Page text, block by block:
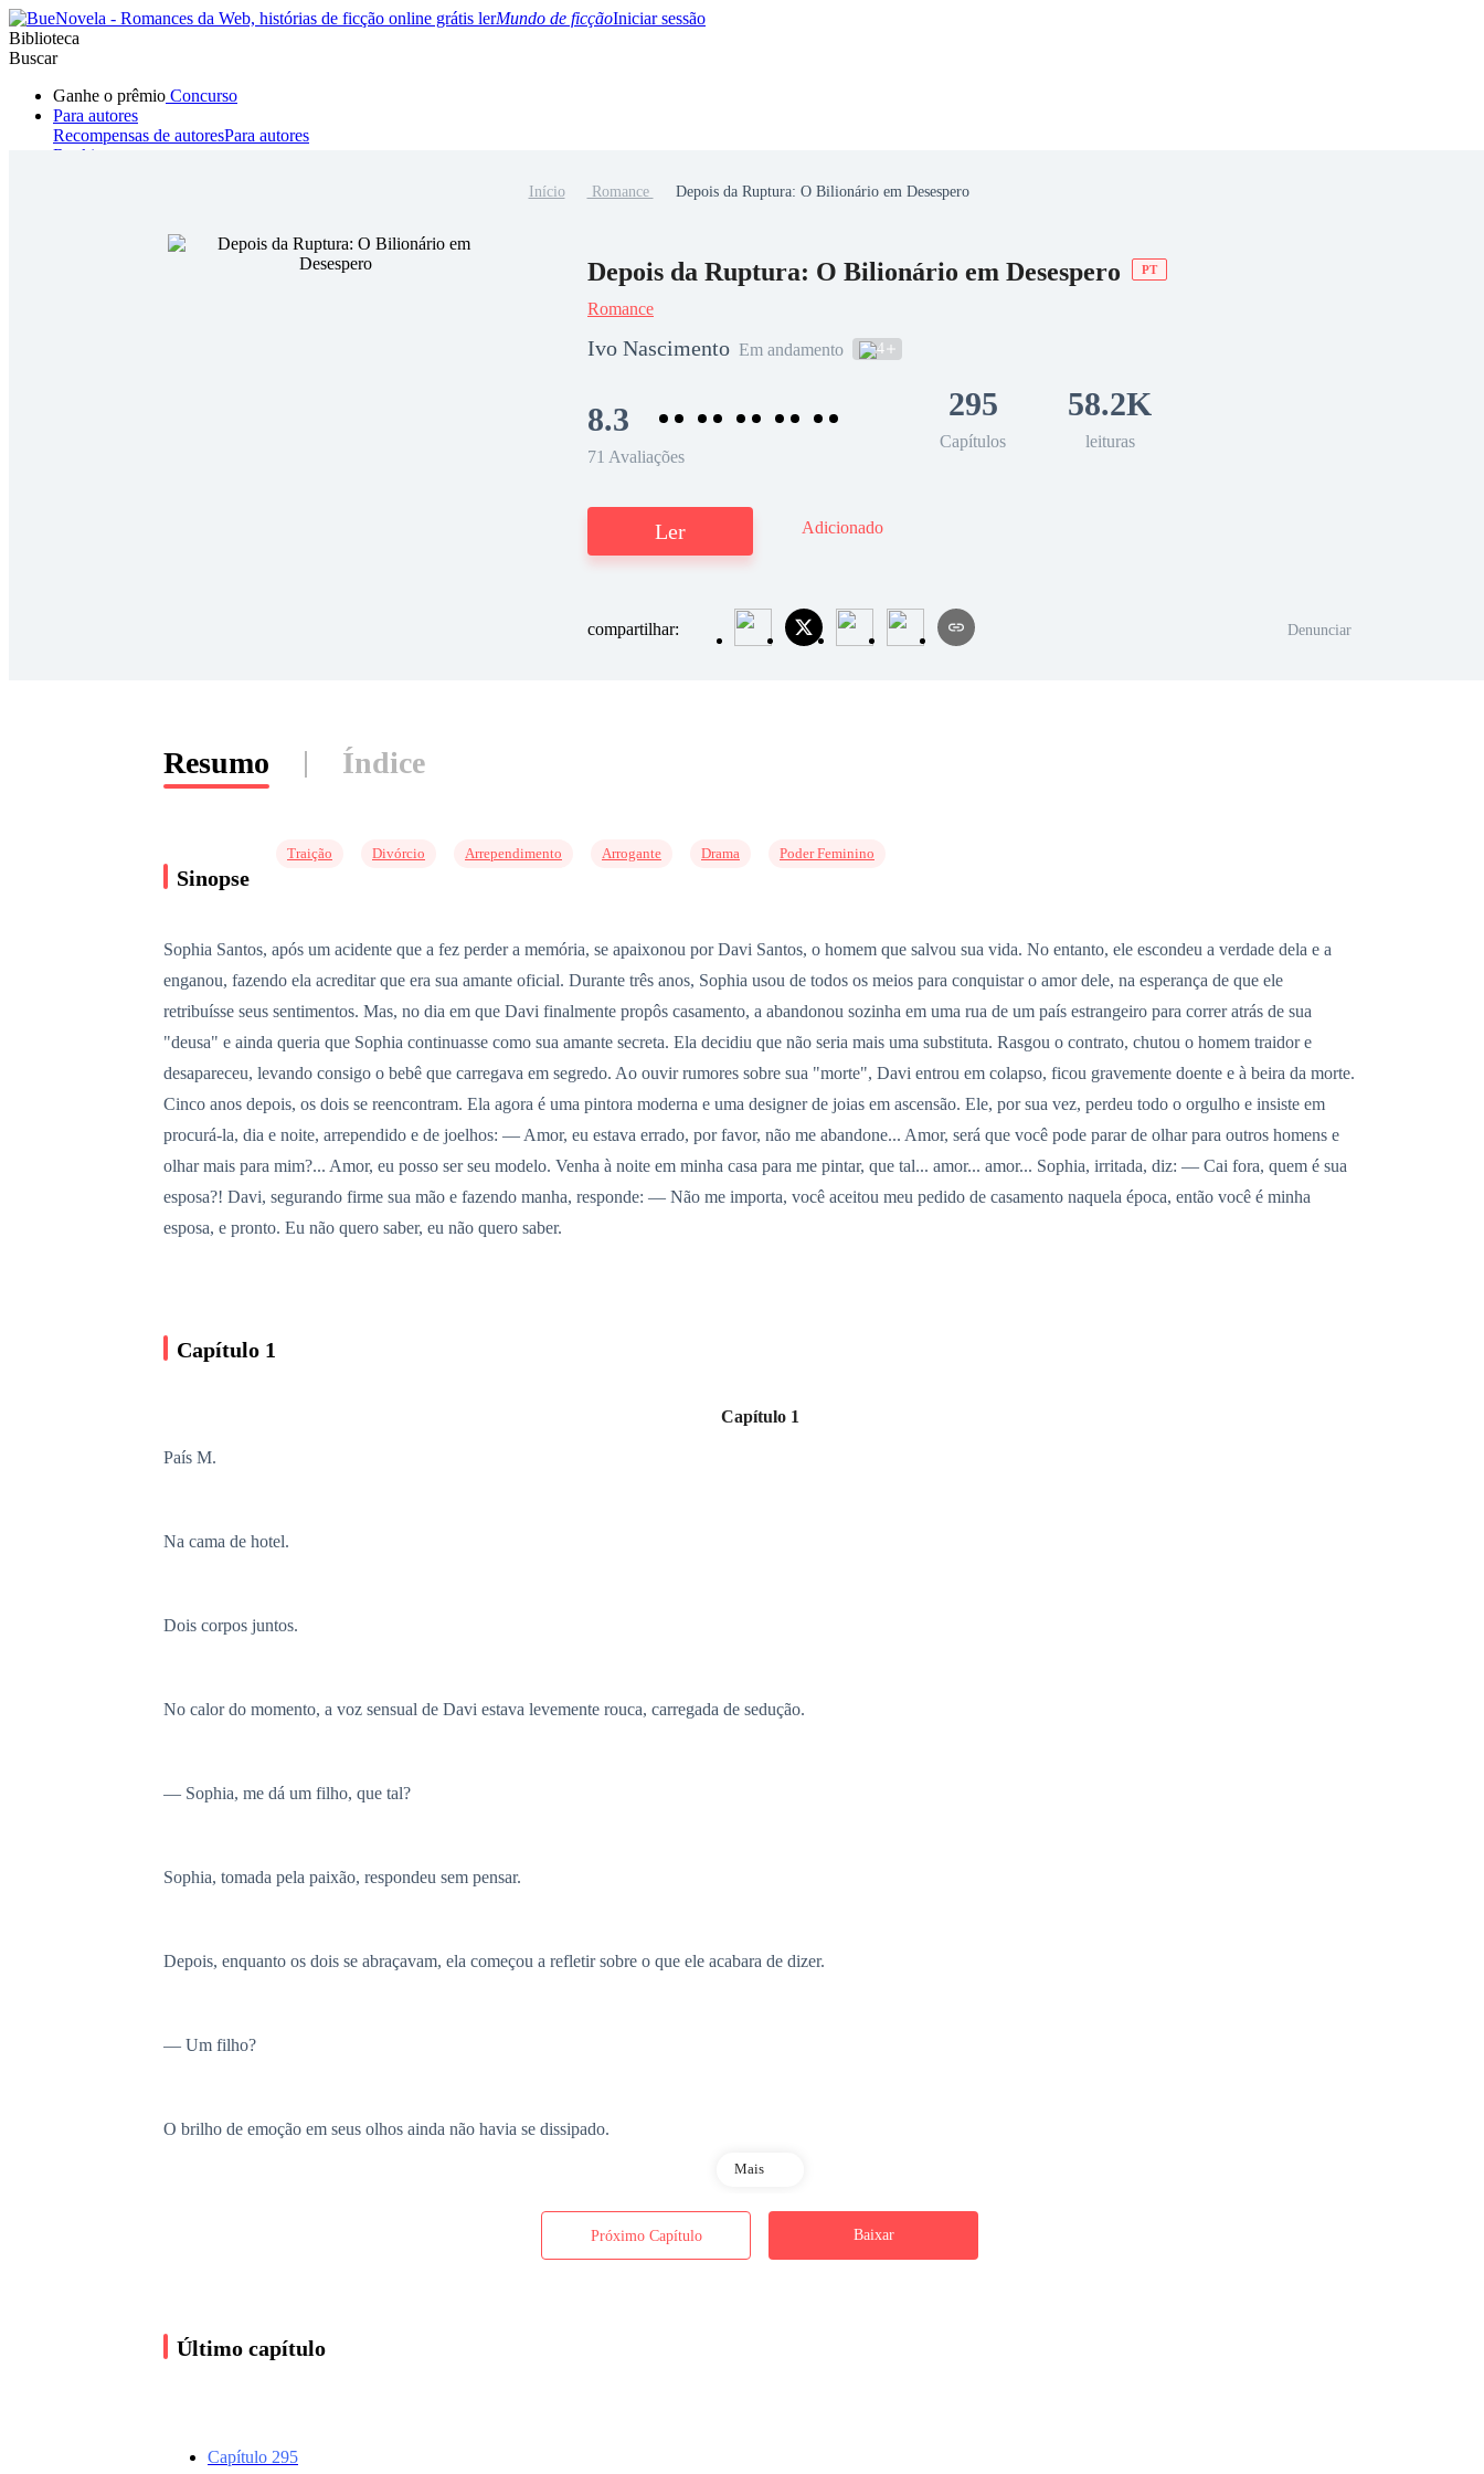
Mundo de ficçãoIniciar sessão
Biblioteca
Buscar
Ganhe o prêmio Concurso
Para autores
Recompensas de autoresPara autores
Ranking
Hombre lobo MafiaSistema Fantasía Urbano
Início Romance Depois da Ruptura: O Bilionário em Desespero
Depois da Ruptura: O Bilionário em Desespero PT
Romance
Ivo Nascimento Em andamento 4
8.3
71 Avaliações
295
Capítulos
58.2K
leituras
Ler Adicionado
compartilhar: Denunciar
Resumo Índice
Sinopse
Traição Divórcio Arrependimento Arrogante Drama Poder Feminino
Sophia Santos, após um acidente que a fez perder a memória, se apaixonou por Davi Santos, o homem que salvou sua vida. No entanto, ele escondeu a verdade dela e a
enganou, fazendo ela acreditar que era sua amante oficial. Durante três anos, Sophia usou de todos os meios para conquistar o amor dele, na esperança de que ele
retribuísse seus sentimentos. Mas, no dia em que Davi finalmente propôs casamento, a abandonou sozinha em uma rua de um país estrangeiro para correr atrás de sua
"deusa" e ainda queria que Sophia continuasse como sua amante secreta. Ela decidiu que não seria mais uma substituta. Rasgou o contrato, chutou o homem traidor e
desapareceu, levando consigo o bebê que carregava em segredo. Ao ouvir rumores sobre sua "morte", Davi entrou em colapso, ficou gravemente doente e à beira da morte.
Cinco anos depois, os dois se reencontram. Ela agora é uma pintora moderna e uma designer de joias em ascensão. Ele, por sua vez, perdeu todo o orgulho e insiste em
procurá-la, dia e noite, arrependido e de joelhos: — Amor, eu estava errado, por favor, não me abandone... Amor, será que você pode parar de olhar para outros homens e
olhar mais para mim?... Amor, eu posso ser seu modelo. Venha à noite em minha casa para me pintar, que tal... amor... amor... Sophia, irritada, diz: — Cai fora, quem é sua
esposa?! Davi, segurando firme sua mão e fazendo manha, responde: — Não me importa, você aceitou meu pedido de casamento naquela época, então você é minha
esposa, e pronto. Eu não quero saber, eu não quero saber.
Capítulo 1
Capítulo 1
País M.
Na cama de hotel.
Dois corpos juntos.
No calor do momento, a voz sensual de Davi estava levemente rouca, carregada de sedução.
— Sophia, me dá um filho, que tal?
Sophia, tomada pela paixão, respondeu sem pensar.
Depois, enquanto os dois se abraçavam, ela começou a refletir sobre o que ele acabara de dizer.
— Um filho?
O brilho de emoção em seus olhos ainda não havia se dissipado.
O olhar de Davi voltou a se acender; de alguma forma, o corpo dela sempre exalava uma atração irresistível para ele.
— Sim.
Mais
Próximo Capítulo Baixar
Último capítulo
Capítulo 295